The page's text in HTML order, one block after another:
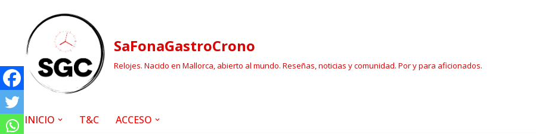
Saltar
contenido
SaFonaGastroCrono
Relojes. Nacido en Mallorca, abierto al mundo. Reseñas, noticias y comunidad. Por y para aficionados.
INICIO T&C ACCESO